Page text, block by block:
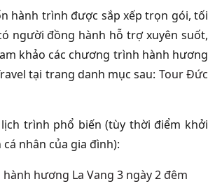
hành trình được sắp xếp trọn gói, tối
người đồng hành hỗ trợ xuyên suốt,
khảo các chương trình hành hương
tại trang danh mục sau: Tour Đức
trình phổ biến (tùy thời điểm khởi
nhân của gia đình):
hương La Vang 3 ngày 2 đêm